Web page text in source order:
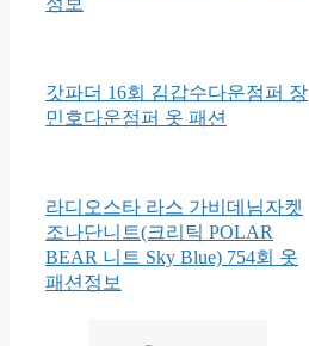
갓파더 16회 김갑수다운점퍼 장
민호다운점퍼 옷 패션
라디오스타 라스 가비데님자켓
조나단니트(크리틱 POLAR
BEAR 니트 Sky Blue) 754회 옷
패션정보